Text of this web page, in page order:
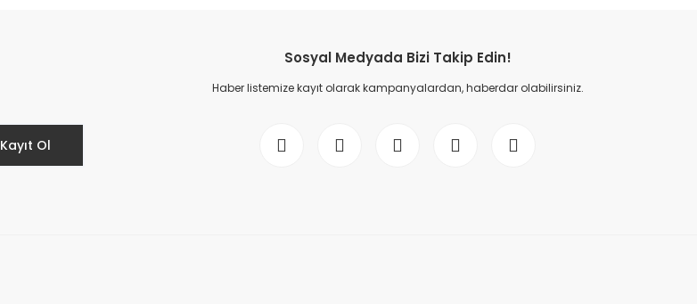
Kayıt Ol
Sosyal Medyada Bizi Takip Edin!
Haber listemize kayıt olarak kampanyalardan, haberdar olabilirsiniz.